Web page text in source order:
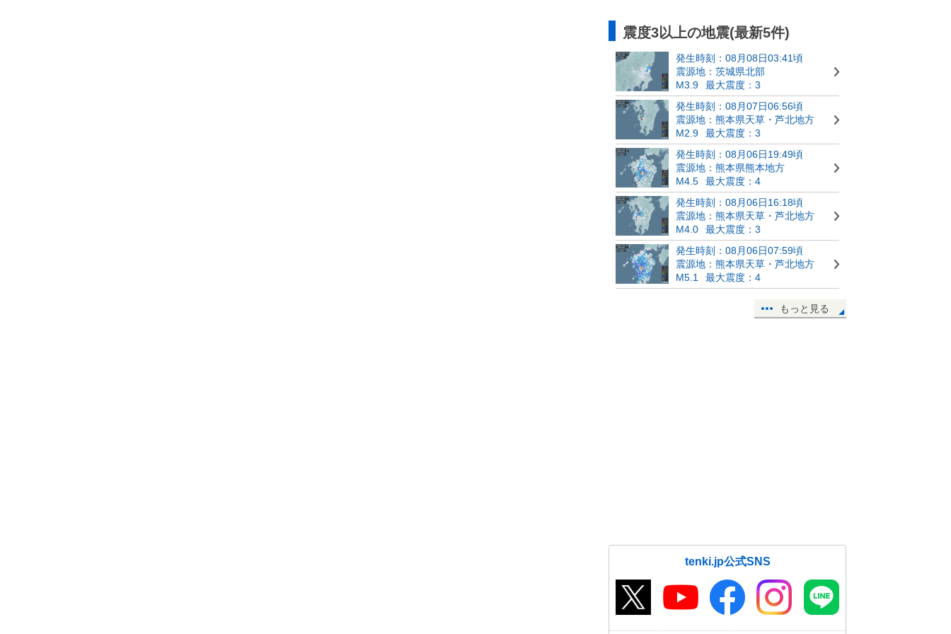
震度3以上の地震(最新5件)
発生時刻：08月08日03:41頃
震源地：茨城県北部
M3.9
最大震度：3
発生時刻：08月07日06:56頃
震源地：熊本県天草・芦北地方
M2.9
最大震度：3
発生時刻：08月06日19:49頃
震源地：熊本県熊本地方
M4.5
最大震度：4
発生時刻：08月06日16:18頃
震源地：熊本県天草・芦北地方
M4.0
最大震度：3
発生時刻：08月06日07:59頃
震源地：熊本県天草・芦北地方
M5.1
最大震度：4
もっと見る
tenki.jp公式SNS